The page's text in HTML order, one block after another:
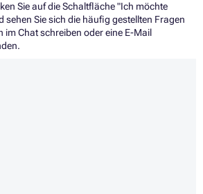
Sie auf die Schaltfläche "Ich möchte
sehen Sie sich die häufig gestellten Fragen
im Chat schreiben oder eine E-Mail